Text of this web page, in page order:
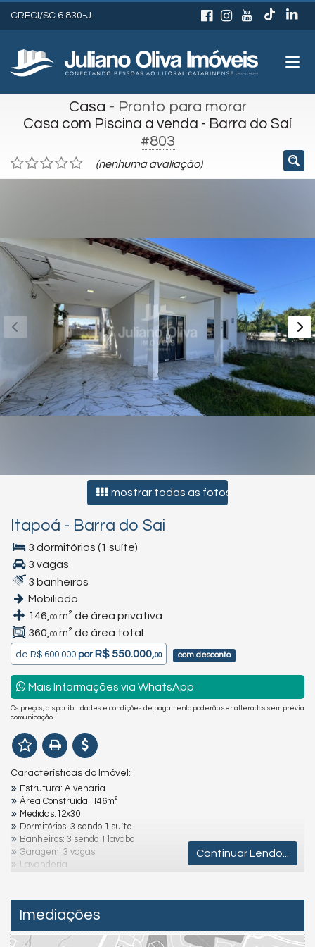
CRECI/SC 6.830-J
Casa - Pronto para morar
Casa com Piscina a venda - Barra do Saí
#803
(nenhuma avaliação)
mostrar todas as fotos
Itapoá - Barra do Sai
3 dormitórios (1 suíte)
3 vagas
3 banheiros
Mobiliado
146, 00 m² de área privativa
360, 00 m² de área total
de R$ 600.000 por R$ 550.000,00 com desconto
Mais Informações via WhatsApp
Os preços, disponibilidades e condições de pagamento poderão ser alterados sem prévia
comunicação.
Características do Imóvel:
Estrutura: Alvenaria
Área Construída: 146m²
Medidas:12x30
Dormitórios: 3 sendo 1 suíte
Banheiros: 3 sendo 1 lavabo
Garagem: 3 vagas
Lavanderia
Destaques e Diferenciais:
Ambientes Amplos e Arejados
Continuar Lendo...
Imediações